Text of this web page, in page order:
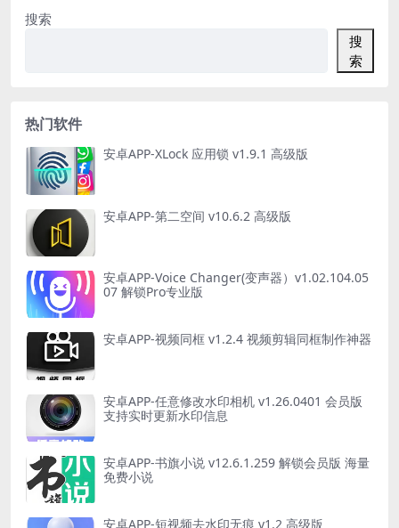
搜索
搜
索
热门软件
安卓APP-XLock 应用锁 v1.9.1 高级版
安卓APP-第二空间 v10.6.2 高级版
安卓APP-Voice Changer(变声器）v1.02.104.05
07 解锁Pro专业版
安卓APP-视频同框 v1.2.4 视频剪辑同框制作神器
安卓APP-任意修改水印相机 v1.26.0401 会员版
支持实时更新水印信息
安卓APP-书旗小说 v12.6.1.259 解锁会员版 海量
免费小说
安卓APP-短视频去水印无痕 v1.2 高级版